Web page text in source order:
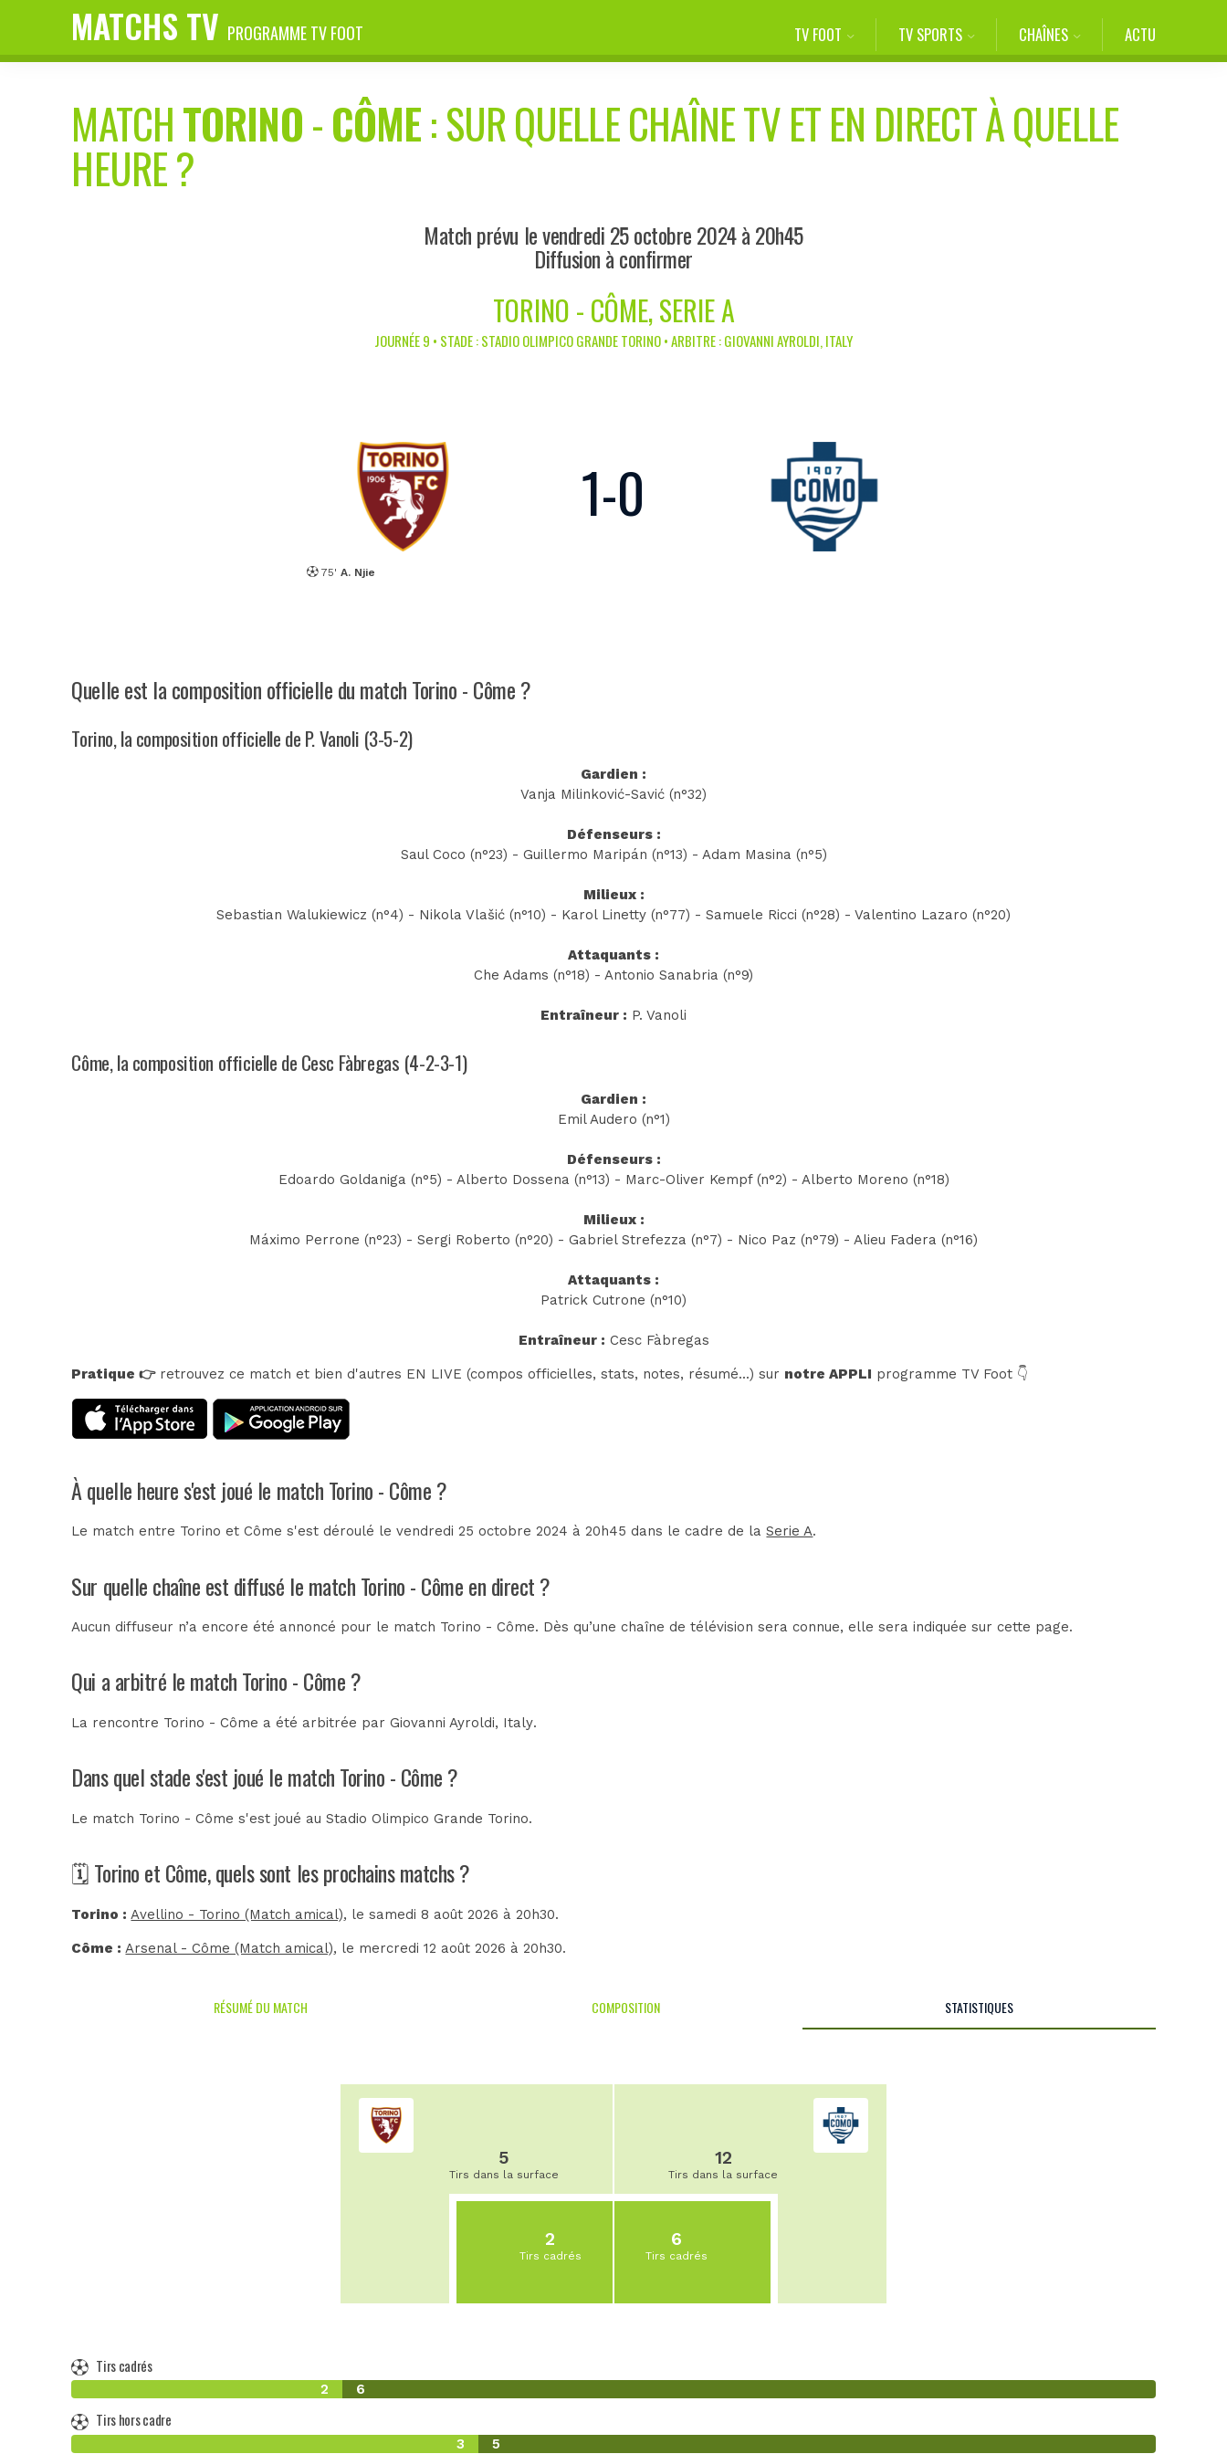
MATCHS TV PROGRAMME TV FOOT TV FOOT TV SPORTS CHAÎNES ACTU
MATCHTORINO-CÔME: SUR QUELLE CHAÎNE TV ET EN DIRECT À QUELLE
HEURE ?
Match prévu le vendredi 25 octobre 2024 à 20h45
Diffusion à confirmer
TORINO - CÔME, SERIE A
JOURNÉE 9 • STADE : STADIO OLIMPICO GRANDE TORINO • ARBITRE : GIOVANNI AYROLDI, ITALY
75' A. Njie
1-0
Quelle est la composition officielle du match Torino - Côme ?
Torino, la composition officielle de P. Vanoli (3-5-2)
Gardien :
Vanja Milinković-Savić (n°32)
Défenseurs :
Saul Coco (n°23) - Guillermo Maripán (n°13) - Adam Masina (n°5)
Milieux :
Sebastian Walukiewicz (n°4) - Nikola Vlašić (n°10) - Karol Linetty (n°77) - Samuele Ricci (n°28) - Valentino Lazaro (n°20)
Attaquants :
Che Adams (n°18) - Antonio Sanabria (n°9)
Entraîneur : P. Vanoli
Côme, la composition officielle de Cesc Fàbregas (4-2-3-1)
Gardien :
Emil Audero (n°1)
Défenseurs :
Edoardo Goldaniga (n°5) - Alberto Dossena (n°13) - Marc-Oliver Kempf (n°2) - Alberto Moreno (n°18)
Milieux :
Máximo Perrone (n°23) - Sergi Roberto (n°20) - Gabriel Strefezza (n°7) - Nico Paz (n°79) - Alieu Fadera (n°16)
Attaquants :
Patrick Cutrone (n°10)
Entraîneur : Cesc Fàbregas
Pratique 👉retrouvez ce match et bien d'autres EN LIVE (compos officielles, stats, notes, résumé...) sur notre APPLI programme TV Foot 👇
À quelle heure s'est joué le match Torino - Côme ?
Le match entre Torino et Côme s'est déroulé le vendredi 25 octobre 2024 à 20h45 dans le cadre de laSerie A.
Sur quelle chaîne est diffusé le match Torino - Côme en direct ?
Aucun diffuseur n’a encore été annoncé pour le match Torino - Côme. Dès qu’une chaîne de télévision sera connue, elle sera indiquée sur cette page.
Qui a arbitré le match Torino - Côme ?
La rencontre Torino - Côme a été arbitrée parGiovanni Ayroldi, Italy.
Dans quel stade s'est joué le match Torino - Côme ?
Le match Torino - Côme s'est joué auStadio Olimpico Grande Torino.
🗓️ Torino et Côme, quels sont les prochains matchs ?
Torino : Avellino - Torino (Match amical), le samedi 8 août 2026 à 20h30.
Côme : Arsenal - Côme (Match amical), le mercredi 12 août 2026 à 20h30.
RÉSUMÉ DU MATCH COMPOSITION STATISTIQUES
5
Tirs dans la surface
2
Tirs cadrés
12
Tirs dans la surface
6
Tirs cadrés
Tirs cadrés
2 6
Tirs hors cadre
3 5